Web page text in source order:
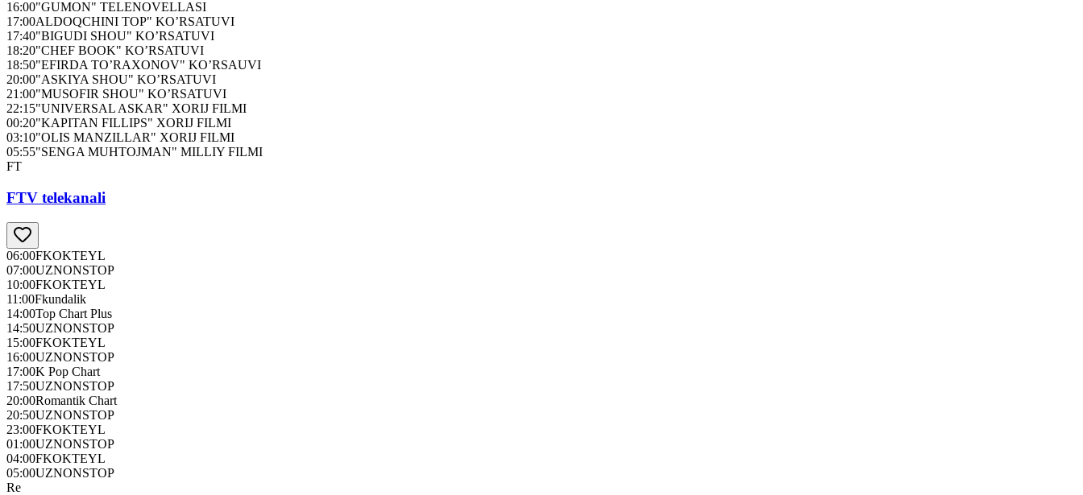
16:00"GUMON" TELENOVELLASI
17:00ALDOQCHINI TOP" KO’RSATUVI
17:40"BIGUDI SHOU" KO’RSATUVI
18:20"CHEF BOOK" KO’RSATUVI
18:50"EFIRDA TO’RAXONOV" KO’RSAUVI
20:00"ASKIYA SHOU" KO’RSATUVI
21:00"MUSOFIR SHOU" KO’RSATUVI
22:15"UNIVERSAL ASKAR" XORIJ FILMI
00:20"KAPITAN FILLIPS" XORIJ FILMI
03:10"OLIS MANZILLAR" XORIJ FILMI
05:55"SENGA MUHTOJMAN" MILLIY FILMI
FT
FTV telekanali
06:00FKOKTEYL
07:00UZNONSTOP
10:00FKOKTEYL
11:00Fkundalik
14:00Top Chart Plus
14:50UZNONSTOP
15:00FKOKTEYL
16:00UZNONSTOP
17:00K Pop Chart
17:50UZNONSTOP
20:00Romantik Chart
20:50UZNONSTOP
23:00FKOKTEYL
01:00UZNONSTOP
04:00FKOKTEYL
05:00UZNONSTOP
Re